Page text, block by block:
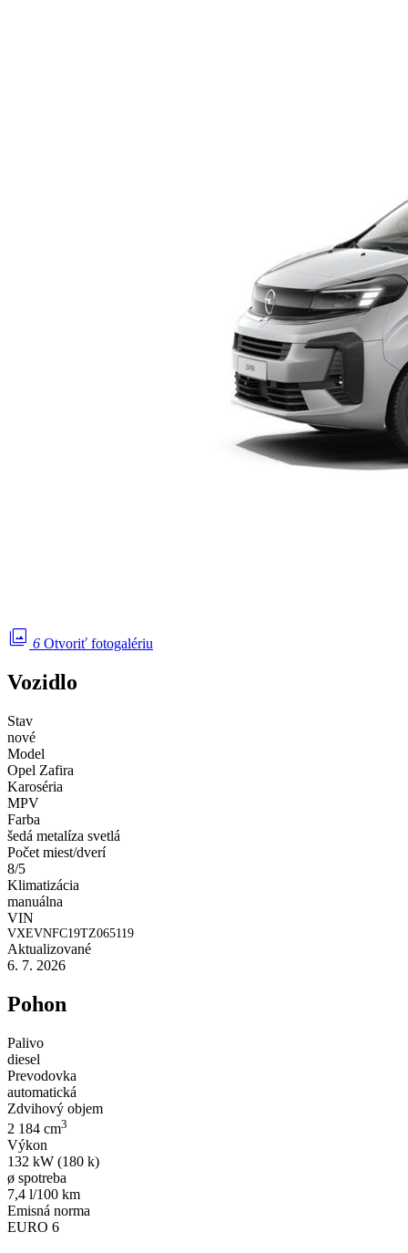
photo_library 6 Otvoriť fotogalériu
Vozidlo
Stav
nové
Model
Opel Zafira
Karoséria
MPV
Farba
šedá metalíza svetlá
Počet miest/dverí
8/5
Klimatizácia
manuálna
VIN
VXEVNFC19TZ065119
Aktualizované
6. 7. 2026
Pohon
Palivo
diesel
Prevodovka
automatická
Zdvihový objem
2 184 cm3
Výkon
132 kW (180 k)
ø spotreba
7,4 l/100 km
Emisná norma
EURO 6